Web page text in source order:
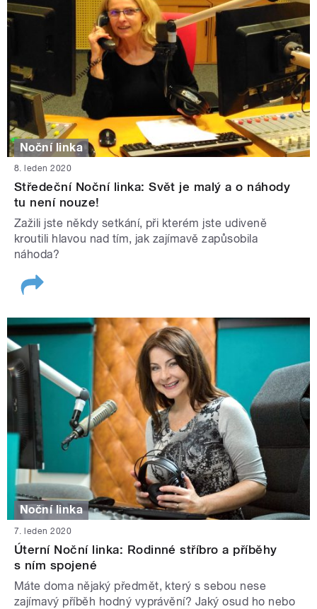
Noční linka
8. leden 2020
Středeční Noční linka: Svět je malý a o náhody
tu není nouze!
Zažili jste někdy setkání, při kterém jste udiveně
kroutili hlavou nad tím, jak zajímavě zapůsobila
náhoda?
Noční linka
7. leden 2020
Úterní Noční linka: Rodinné stříbro a příběhy
s ním spojené
Máte doma nějaký předmět, který s sebou nese
zajímavý příběh hodný vyprávění? Jaký osud ho nebo